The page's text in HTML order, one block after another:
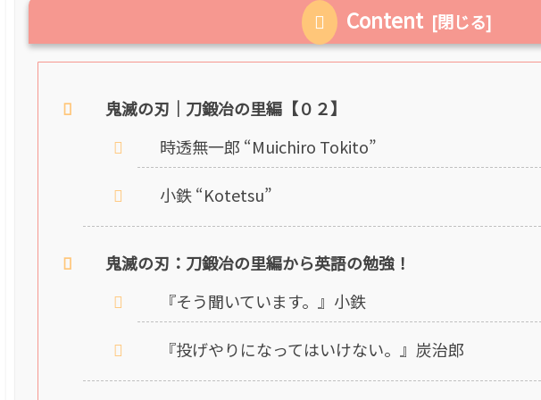
Content
鬼滅の刃｜刀鍛冶の里編【０２】
時透無一郎 “Muichiro Tokito”
小鉄 “Kotetsu”
鬼滅の刃：刀鍛冶の里編から英語の勉強！
『そう聞いています。』小鉄
『投げやりになってはいけない。』炭治郎